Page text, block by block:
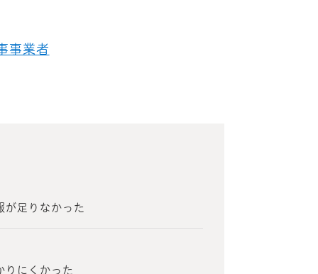
事業者
が足りなかった
りにくかった